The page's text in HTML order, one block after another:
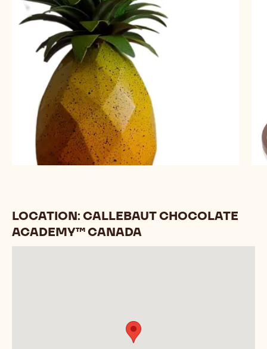
LOCATION: CALLEBAUT CHOCOLATE
ACADEMY™ CANADA